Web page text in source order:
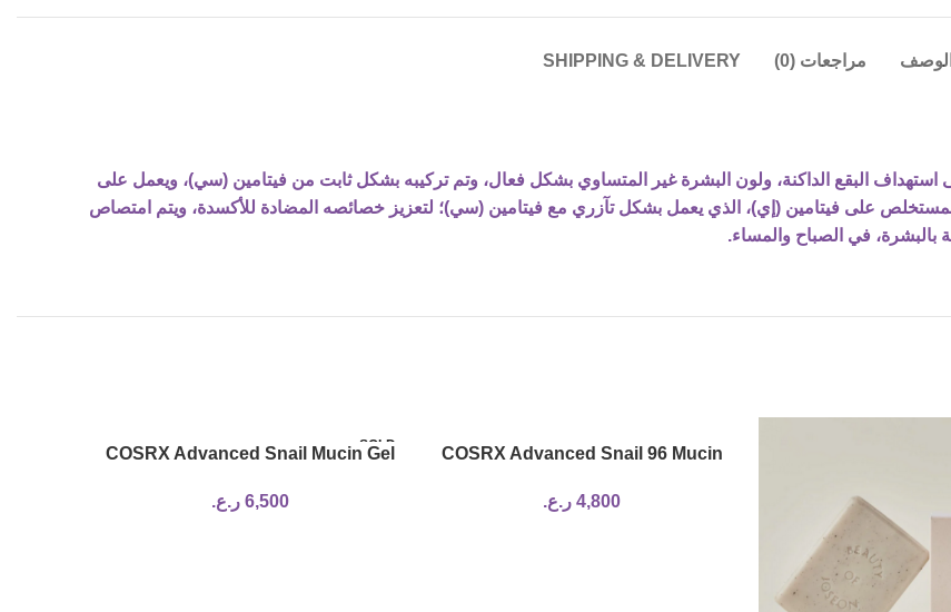
الوصف مراجعات (0) SHIPPING & DELIVERY
البقع الداكنة، ولون البشرة غير المتساوي بشكل فعال، وتم تركيبه بشكل ثابت من فيتامين (سي)، ويعمل على
المستخلص على فيتامين (إي)، الذي يعمل بشكل تآزري مع فيتامين (سي)؛ لتعزيز خصائصه المضادة للأكسدة، ويتم امتصاص
في الصباح والمساء.
COSRX Advanced Snail 96 Mucin
4,800 ر.ع.
SOLD
OUT
COSRX Advanced Snail Mucin Gel
6,500 ر.ع.